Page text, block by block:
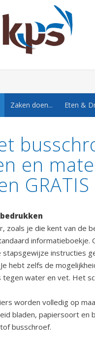
Zaken doen... Eten &
en
zoals je die kent van de
stapsgewijze instructies
hebt zelfs de
tegen water en vet. Het
worden volledig op
bladen, papiersoort en
busschroef.